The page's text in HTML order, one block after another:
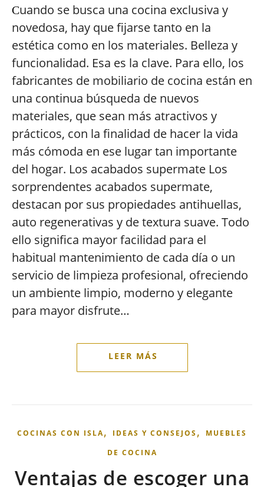
Cuando se busca una cocina exclusiva y
novedosa, hay que fijarse tanto en la
estética como en los materiales. Belleza y
funcionalidad. Esa es la clave. Para ello, los
fabricantes de mobiliario de cocina están en
una continua búsqueda de nuevos
materiales, que sean más atractivos y
prácticos, con la finalidad de hacer la vida
más cómoda en ese lugar tan importante
del hogar. Los acabados supermate Los
sorprendentes acabados supermate,
destacan por sus propiedades antihuellas,
auto regenerativas y de textura suave. Todo
ello significa mayor facilidad para el
habitual mantenimiento de cada día o un
servicio de limpieza profesional, ofreciendo
un ambiente limpio, moderno y elegante
para mayor disfrute…
COCINAS CON ISLA, IDEAS Y CONSEJOS,
MUEBLES
DE COCINA
Ventajas de escoger una